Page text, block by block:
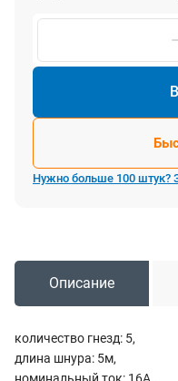
Нужно больше 100 штук?
Описание
количество гнезд: 5,
длина шнура: 5м,
номинальный ток: 16A,